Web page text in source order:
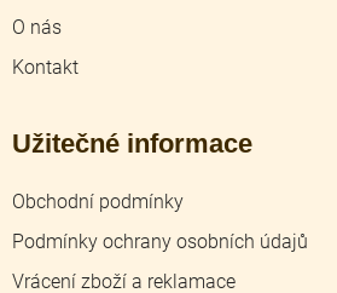
O nás
Kontakt
Užitečné informace
Obchodní podmínky
Podmínky ochrany osobních údajů
Vrácení zboží a reklamace